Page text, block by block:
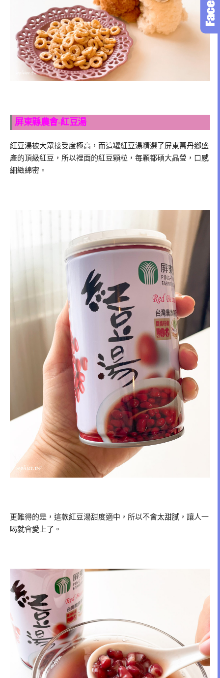
屏東縣農會-紅豆湯
紅豆湯被大眾接受度極高，而這罐紅豆湯精選了屏東萬丹鄉盛
產的頂級紅豆，所以裡面的紅豆顆粒，每顆都碩大晶瑩，口感
細緻綿密。
更難得的是，這款紅豆湯甜度適中，所以不會太甜膩，讓人一
喝就會愛上了。